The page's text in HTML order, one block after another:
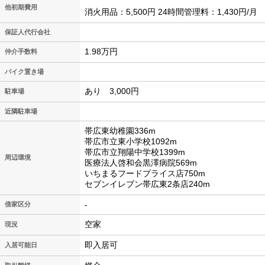
他初期費用 消火用品：5,500円 24時間管理料：1,430円/月
保証人代行会社
仲介手数料 1.98万円
バイク置き場
駐車場 あり 3,000円
近隣駐車場
周辺環境
帯広東幼稚園336m
帯広市立東小学校1092m
帯広市立翔陽中学校1399m
医療法人啓和会黒澤病院569m
いちまるフードプライス店750m
セブンイレブン帯広東2条店240m
借家区分 -
現況 空家
入居可能日 即入居可